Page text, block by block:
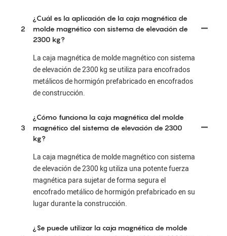
2
¿Cuál es la aplicación de la caja magnética de
molde magnético con sistema de elevación de
2300 kg?
La caja magnética de molde magnético con sistema
de elevación de 2300 kg se utiliza para encofrados
metálicos de hormigón prefabricado en encofrados
de construcción.
3
¿Cómo funciona la caja magnética del molde
magnético del sistema de elevación de 2300
kg?
La caja magnética de molde magnético con sistema
de elevación de 2300 kg utiliza una potente fuerza
magnética para sujetar de forma segura el
encofrado metálico de hormigón prefabricado en su
lugar durante la construcción.
¿Se puede utilizar la caja magnética de molde